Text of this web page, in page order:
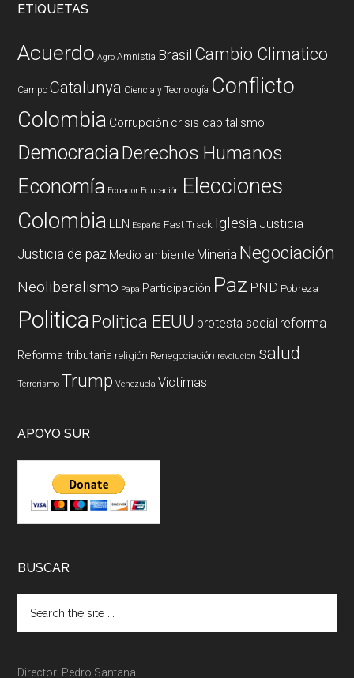
ETIQUETAS
Acuerdo Agro Amnistia Brasil Cambio Climatico
Campo Catalunya Ciencia y Tecnología Conflicto
Colombia Corrupción crisis capitalismo
DemocraciaDerechos Humanos
Economía Ecuador Educación Elecciones
Colombia ELN España Fast Track Iglesia Justicia
Justicia de paz Medio ambiente Mineria Negociación
Neoliberalismo Papa Participación Paz PND Pobreza
PoliticaPolitica EEUU protesta social reforma
Reforma tributaria religión Renegociación revolucion salud
Terrorismo Trump Venezuela Victimas
APOYO SUR
BUSCAR
Director: Pedro Santana